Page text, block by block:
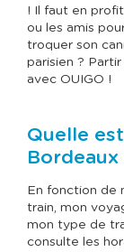
! Il faut en
ou les amis
troquer son
parisien ? Partir
avec OUIGO !
Quelle
Bordeaux
En fonction de
train, mon
mon type de
consulte les